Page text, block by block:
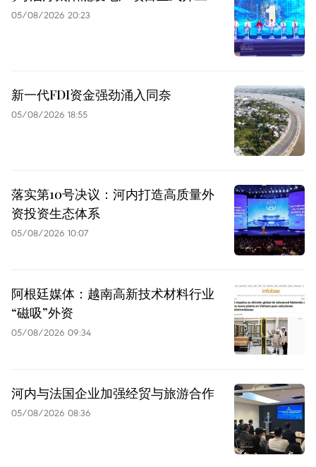
05/08/2026 20:23
新一代FDI资金强劲涌入同奈
05/08/2026 18:55
落实第10号决议：河内打造高质量外
资投资生态体系
05/08/2026 10:07
阿根廷媒体：越南高新技术材料行业
“磁吸”外资
05/08/2026 09:34
河内与法国企业加强经贸与旅游合作
05/08/2026 08:36